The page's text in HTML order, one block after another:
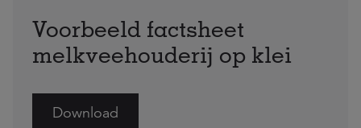
Voorbeeld factsheet
melkveehouderij op klei
Download